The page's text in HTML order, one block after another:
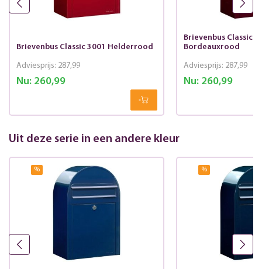
Brievenbus Classic 3001 Helderrood
Nu:260,99
Adviesprijs: 287,99
Brievenbus Classic
Bordeauxrood
Nu:260,99
Adviesprijs: 287,99
Uit deze serie in een andere kleur
% %